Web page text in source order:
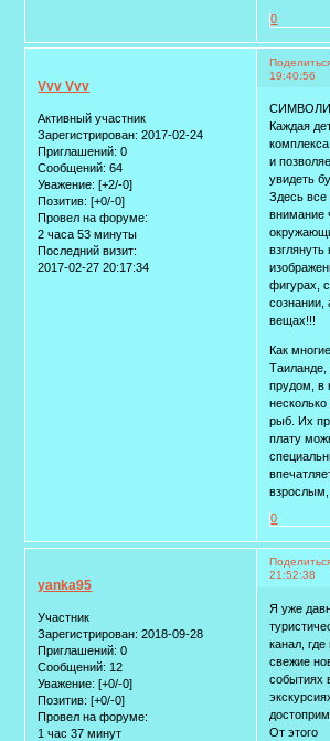
0
19:40:56
Vvv Vvv
Активный участник
Зарегистрирован: 2017-02-24
Приглашений: 0
Сообщений: 64
Уважение: [+2/-0]
Позитив: [+0/-0]
Провел на форуме:
2 часа 53 минуты
Последний визит:
2017-02-27 20:17:34
Каждая
и
увидеть
Здесь все
внимание
фигурах,
сознании,
вещах!!!
Как
Таиланде,
прудом, в
рыб. Их
плату
взрослым,
0
21:52:38
yanka95
Участник
Зарегистрирован: 2018-09-28
Приглашений: 0
Сообщений: 12
Уважение: [+0/-0]
Позитив: [+0/-0]
Провел на форуме:
1 час 37 минут
Я уже
канал,
свежие
событиях
От этого